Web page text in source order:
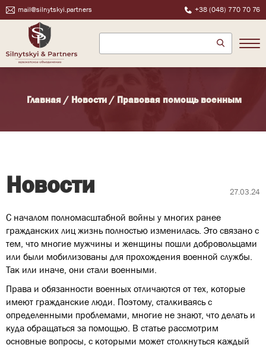
mail@silnytskyi.partners +38 (048) 770 70 76
Главная / Новости / Правовая помощь военным
Новости 27.03.24
С началом полномасштабной войны у многих ранее
гражданских лиц жизнь полностью изменилась. Это связано с
тем, что многие мужчины и женщины пошли добровольцами
или были мобилизованы для прохождения военной службы.
Так или иначе, они стали военными.
Права и обязанности военных отличаются от тех, которые
имеют гражданские люди. Поэтому, сталкиваясь с
определенными проблемами, многие не знают, что делать и
куда обращаться за помощью. В статье рассмотрим
основные вопросы, с которыми может столкнуться каждый